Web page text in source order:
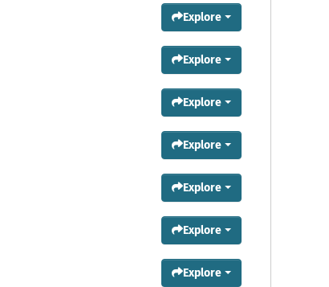
Explore
Explore
Explore
Explore
Explore
Explore
Explore